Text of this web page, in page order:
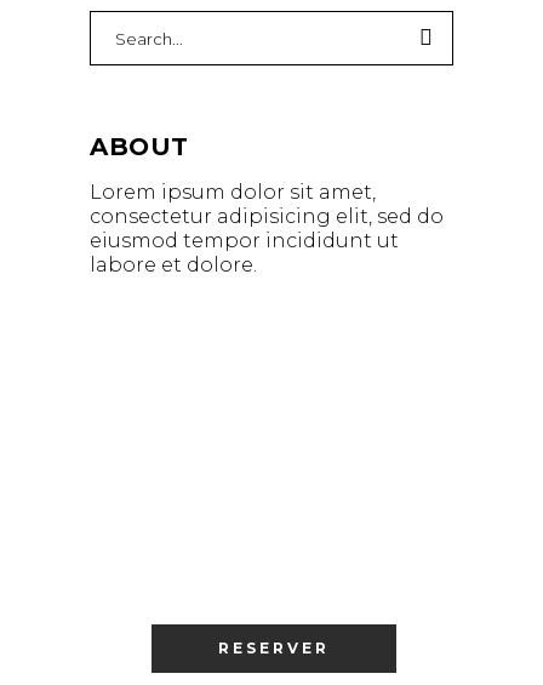
for:
ABOUT
Lorem ipsum dolor sit amet,
consectetur adipisicing elit, sed do
eiusmod tempor incididunt ut
labore et dolore.
RESERVER